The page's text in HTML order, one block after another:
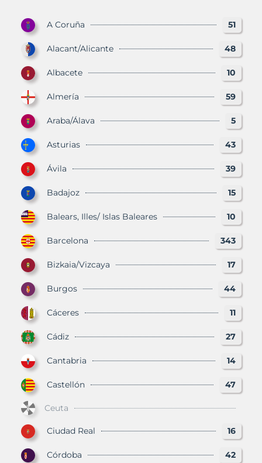
A Coruña 51
Alacant/Alicante 48
Albacete 10
Almería 59
Araba/Álava 5
Asturias 43
Ávila 39
Badajoz 15
Balears, Illes/ Islas Baleares 10
Barcelona 343
Bizkaia/Vizcaya 17
Burgos 44
Cáceres 11
Cádiz 27
Cantabria 14
Castellón 47
Ceuta
Ciudad Real 16
Córdoba 42